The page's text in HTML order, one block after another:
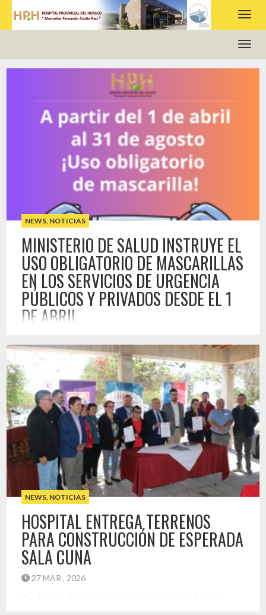
HOSPITAL PROVINCIAL DEL HUASCO
NEWS NOTICIAS
MINISTERIO DE SALUD INSTRUYE EL
USO OBLIGATORIO DE MASCARILLAS
EN LOS SERVICIOS DE URGENCIA
PÚBLICOS Y PRIVADOS DESDE EL 1
DE ABRIL
La disposición comenzará a regir el 1 de abril de 2026 y busca
fortalecer las medidas de prevención ante el aumento de la
circulación de virus respiratorios. En el marco de la
estrategia de Campaña de Invierno, que a través de
distintas acciones busca enfrentar la alta circulación de virus
respiratorios, el Ministerio de Salud […]
NEWS NOTICIAS
HOSPITAL ENTREGA TERRENOS
PARA CONSTRUCCIÓN DE ESPERADA
SALA CUNA
27 MAR , 2026
Con la firma del acta de entrega de terreno se dio inicio